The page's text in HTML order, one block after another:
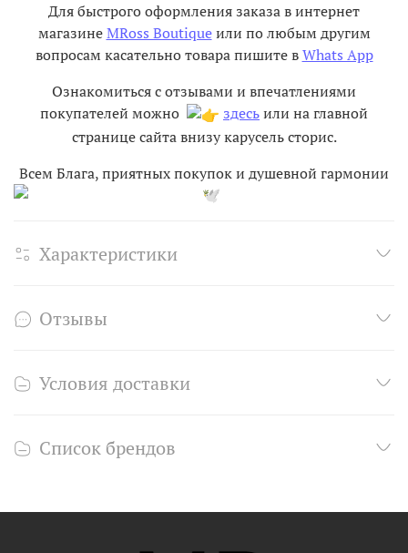
Для быстрого оформления заказа в интернет
магазинеMRoss Boutiqueили по любым другим
вопросам касательно товара пишите вWhats App
Ознакомиться с отзывами и впечатлениями
покупателей можно
здесьили на главной
странице сайта внизу карусель сторис.
Всем Блага, приятных покупок и душевной гармонии
Характеристики
Отзывы
Условия доставки
Список брендов